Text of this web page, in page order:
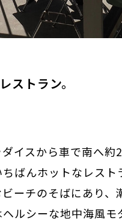
ストラン。
イスから車で南へ
ばんホットなレスト
ーチのそばにあり、
ルシーな地中海風モ